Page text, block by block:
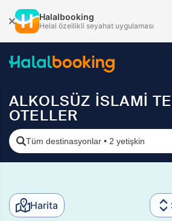
Halalbooking
Helal özellikli seyahat uygulaması
ALKOLSÜZ İSLAMİ
OTELLER
Tüm destinasyonlar • 2 yetişkin
Harita